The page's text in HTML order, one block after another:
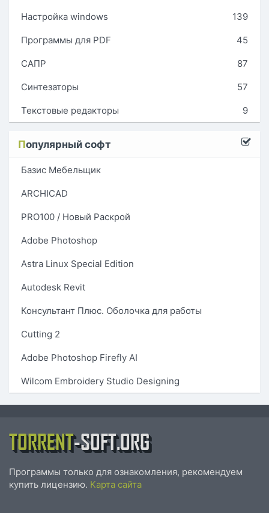
Настройка windows 139
Программы для PDF 45
САПР 87
Синтезаторы 57
Текстовые редакторы 9
Популярный софт
Базис Мебельщик
ARCHICAD
PRO100 / Новый Раскрой
Adobe Photoshop
Astra Linux Special Edition
Autodesk Revit
Консультант Плюс. Оболочка для работы
Cutting 2
Adobe Photoshop Firefly AI
Wilcom Embroidery Studio Designing
TORRENT-SOFT.ORG
Программы только для ознакомления, рекомендуем
купить лицензию. Карта сайта